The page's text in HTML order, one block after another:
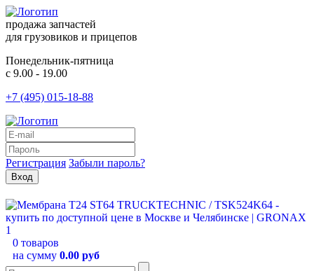
продажа запчастей
для грузовиков и прицепов
Понедельник-пятница
с 9.00 - 19.00
+7 (495) 015-18-88
Регистрация Забыли пароль?
0 товаров
на сумму 0.00 руб